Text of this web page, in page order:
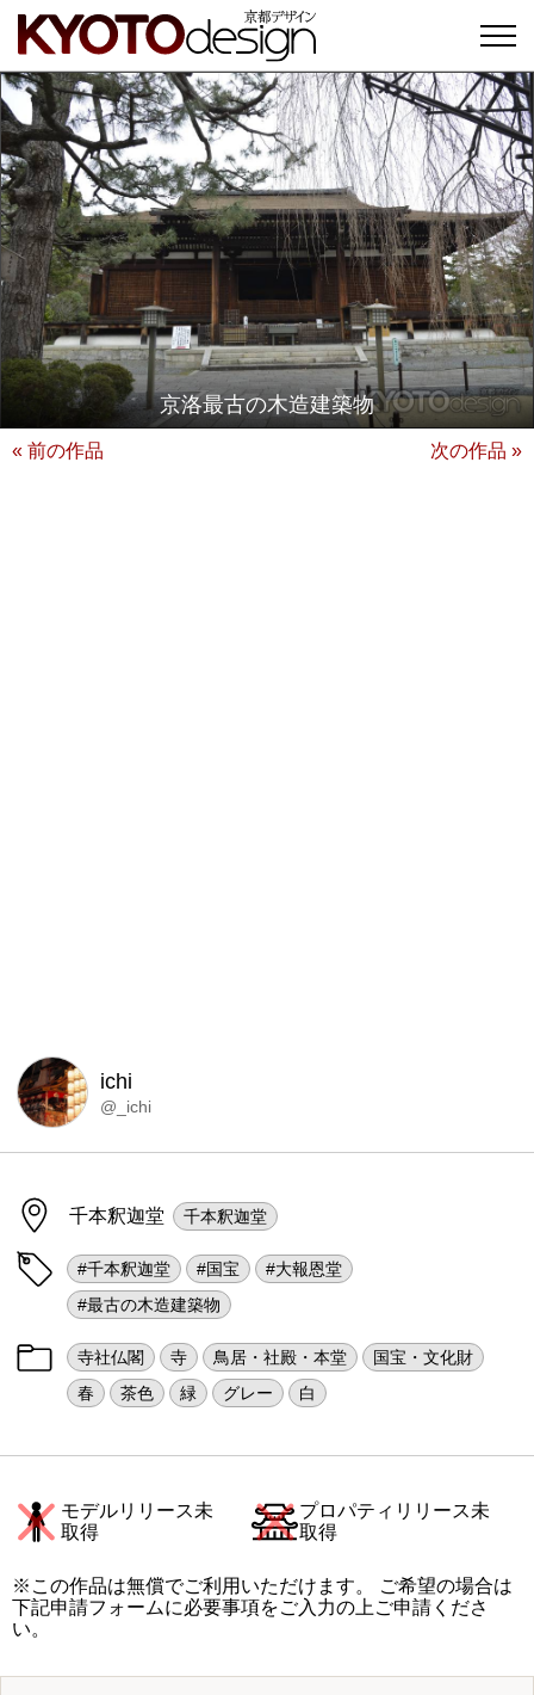
京洛最古の木造建築物
« 前の作品 次の作品 »
ichi
@_ichi
千本釈迦堂 千本釈迦堂
#千本釈迦堂 #国宝
#大報恩堂
#最古の木造建築物
寺社仏閣 寺 鳥居・社殿・本堂
国宝・文化財
春
茶色 緑 グレー 白
モデルリリース未
取得
プロパティリリース未
取得
※この作品は無償でご利用いただけます。 ご希望の場合は
下記申請フォームに必要事項をご入力の上ご申請くださ
い。